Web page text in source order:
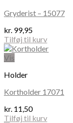
Gryderist – 15077
kr. 99,95
Tilføj til kurv
Vis
Holder
Kortholder 17071
kr. 11,50
Tilføj til kurv